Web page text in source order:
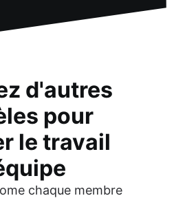
d'autres
pour
le travail
chaque membre